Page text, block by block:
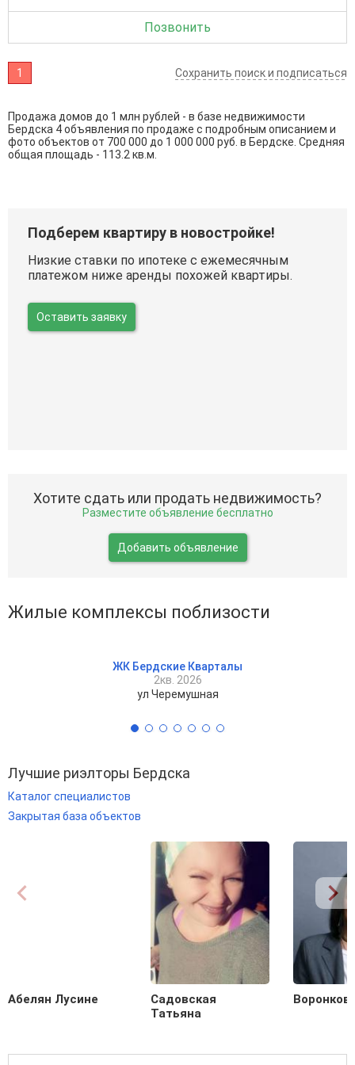
Позвонить
1 Сохранить поиск и подписаться
Продажа домов до 1 млн рублей - в базе недвижимости
Бердска 4 объявления по продаже с подробным описанием и
фото объектов от 700 000 до 1 000 000 руб. в Бердске. Средняя
общая площадь - 113.2 кв.м.
Подберем квартиру в новостройке!
Низкие ставки по ипотеке с ежемесячным
платежом ниже аренды похожей квартиры.
Оставить заявку
Хотите сдать или продать недвижимость?
Разместите объявление бесплатно
Добавить объявление
Жилые комплексы поблизости
ЖК Бердские Кварталы
2кв. 2026
ул Черемушная
Лучшие риэлторы Бердска
Каталог специалистов
Закрытая база объектов
Абелян Лусине
Садовская
Татьяна